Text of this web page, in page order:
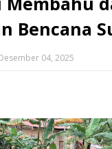
Bencana
04, 2025